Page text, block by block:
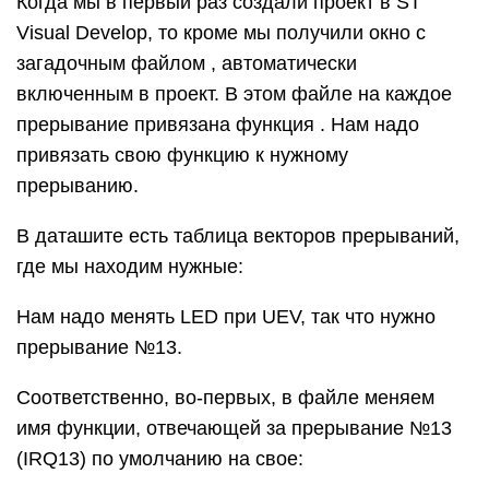
Visual Develop, то кроме мы получили окно с
загадочным файлом , автоматически
включенным в проект. В этом файле на каждое
прерывание привязана функция . Нам надо
привязать свою функцию к нужному
прерыванию.
В даташите есть таблица векторов прерываний,
где мы находим нужные:
Нам надо менять LED при UEV, так что нужно
прерывание №13.
Соответственно, во-первых, в файле меняем
имя функции, отвечающей за прерывание №13
(IRQ13) по умолчанию на свое: